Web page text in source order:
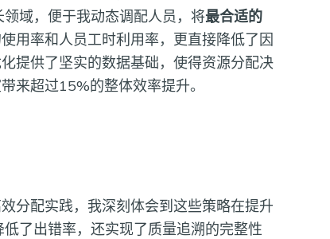
域，便于我动态调配人员，将最合适的
用率和人员工时利用率，更直接降低了因
提供了坚实的数据基础，使得资源分配决
来超过15%的整体效率提升。
分配实践，我深刻体会到这些策略在提升
了出错率，还实现了质量追溯的完整性